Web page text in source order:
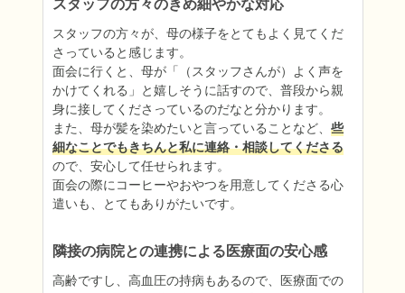
スタッフの方々のきめ細やかな対応
スタッフの方々が、母の様子をとてもよく見てくだ
さっていると感じます。
面会に行くと、母が「（スタッフさんが）よく声を
かけてくれる」と嬉しそうに話すので、普段から親
身に接してくださっているのだなと分かります。
また、母が髪を染めたいと言っていることなど、 些
細なことでもきちんと私に連絡・相談してくださる
ので、安心して任せられます。
面会の際にコーヒーやおやつを用意してくださる心
遣いも、とてもありがたいです。
隣接の病院との連携による医療面の安心感
高齢ですし、高血圧の持病もあるので、医療面での